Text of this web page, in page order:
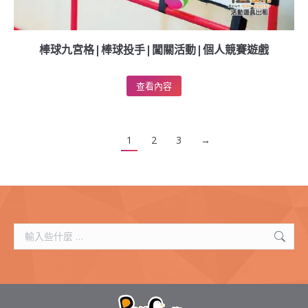
棒球九宮格|棒球投手|闖關活動|個人競賽遊戲
查看內容
1 2 3 →
索